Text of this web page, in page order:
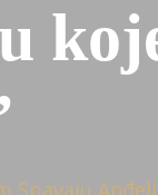
Spavaju